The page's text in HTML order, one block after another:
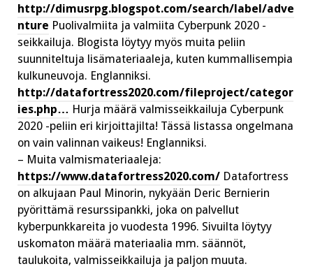
http://dimusrpg.blogspot.com/search/label/adve
nture Puolivalmiita ja valmiita Cyberpunk 2020 -
seikkailuja. Blogista löytyy myös muita peliin
suunniteltuja lisämateriaaleja, kuten kummallisempia
kulkuneuvoja. Englanniksi.
http://datafortress2020.com/fileproject/categor
ies.php… Hurja määrä valmisseikkailuja Cyberpunk
2020 -peliin eri kirjoittajilta! Tässä listassa ongelmana
on vain valinnan vaikeus! Englanniksi.
– Muita valmismateriaaleja:
https://www.datafortress2020.com/ Datafortress
on alkujaan Paul Minorin, nykyään Deric Bernierin
pyörittämä resurssipankki, joka on palvellut
kyberpunkkareita jo vuodesta 1996. Sivuilta löytyy
uskomaton määrä materiaalia mm. säännöt,
taulukoita, valmisseikkailuja ja paljon muuta.